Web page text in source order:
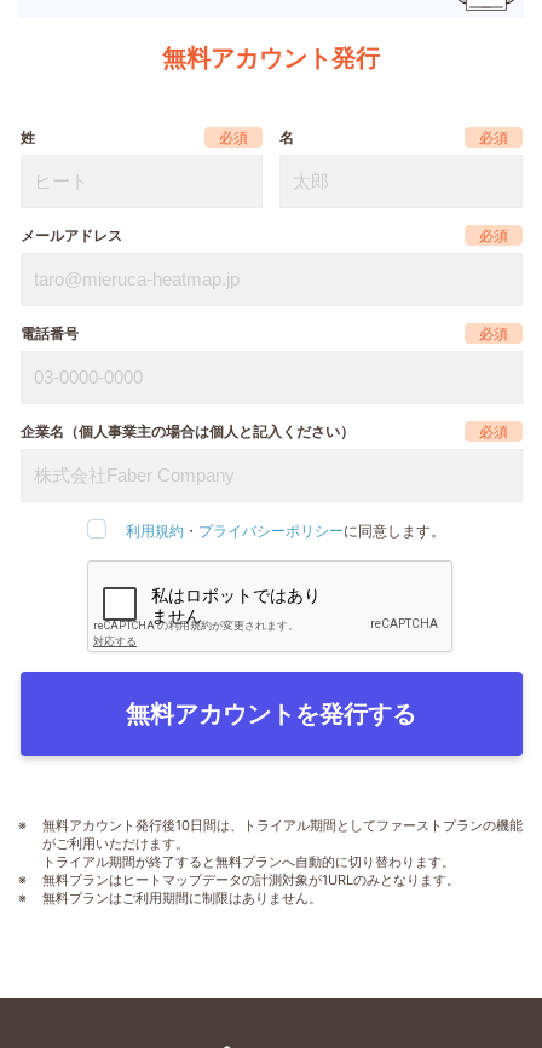
無料アカウント発行
姓 名
メールアドレス
電話番号
企業名（個人事業主の場合は個人と記入ください）
利用規約 ・ プライバシーポリシーに同意します。
無料アカウントを発行する
無料アカウント発行後10日間は、トライアル期間としてファーストプランの機能
がご利用いただけます。
トライアル期間が終了すると無料プランへ自動的に切り替わります。
無料プランはヒートマップデータの計測対象が1URLのみとなります。
無料プランはご利用期間に制限はありません。